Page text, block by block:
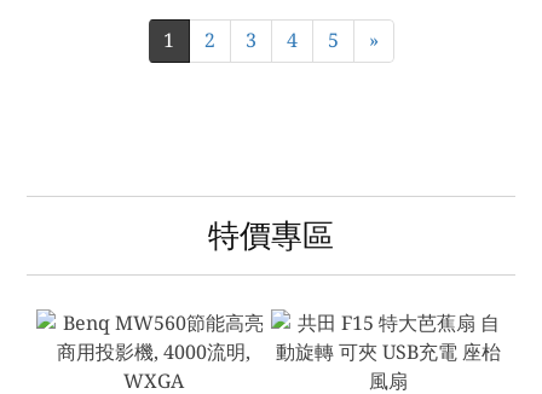
1 2 3 4 5 »
特價專區